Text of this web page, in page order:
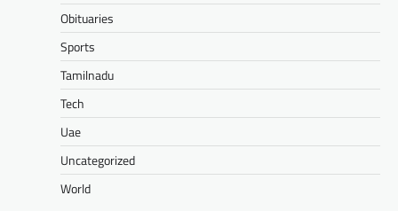
Obituaries
Sports
Tamilnadu
Tech
Uae
Uncategorized
World